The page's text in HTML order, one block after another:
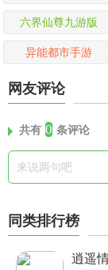
六界仙尊九游版
异能都市手游
网友评论
共有 0 条评论
同类排行榜
逍遥